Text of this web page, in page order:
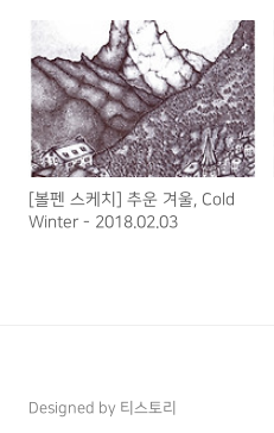
[볼펜 스케치] 추운 겨울, Cold
Winter - 2018.02.03
Designed by 티스토리